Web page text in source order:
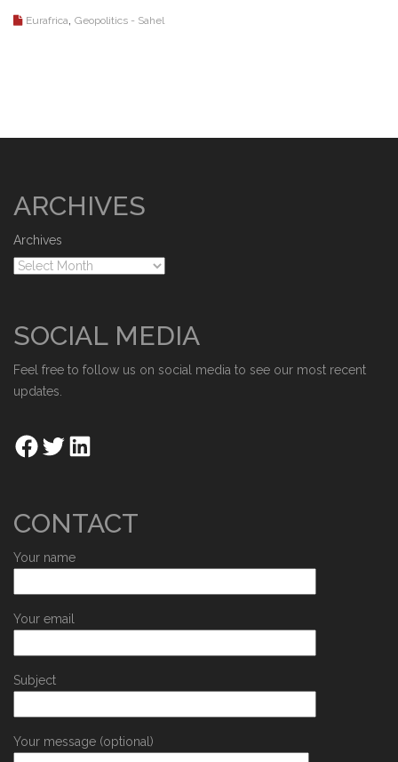
Eurafrica Geopolitics - Sahel
ARCHIVES
Archives
SOCIAL MEDIA
Feel free to follow us on social media to see our most recent
updates.
CONTACT
Your name
Your email
Subject
Your message (optional)